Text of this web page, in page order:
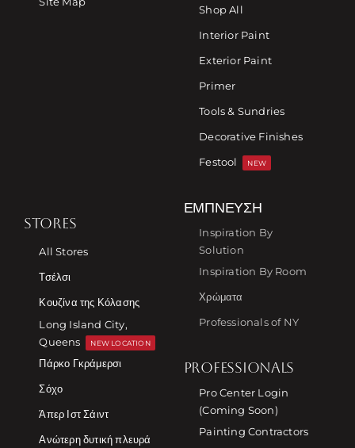
Shop All
Interior Paint
Exterior Paint
Primer
Tools & Sundries
Decorative Finishes
Festool
NEW
STORES
All Stores
Τσέλσι
Κουζίνα της Κόλασης
Long Island City,
Queens
NEW LOCATION
Πάρκο Γκράμερσι
Σόχο
Άπερ Ιστ Σάιντ
Ανώτερη δυτική πλευρά
ΈΜΠΝΕΥΣΗ
Inspiration By
Solution
Inspiration By Room
Χρώματα
Professionals of NY
PROFESSIONALS
Pro Center Login
(Coming Soon)
Painting Contractors